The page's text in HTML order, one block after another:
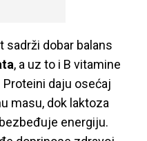
sadrži dobar balans
, a uz to i B vitamine
daju osećaj
masu, dok laktoza
energiju.